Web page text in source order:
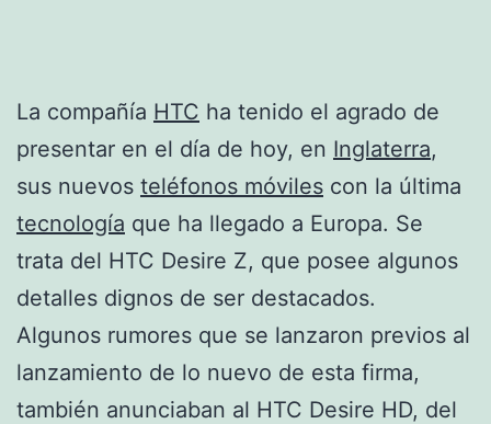
La compañía HTC ha tenido el agrado de
presentar en el día de hoy, en Inglaterra,
sus nuevos teléfonos móviles con la última
tecnología que ha llegado a Europa. Se
trata del HTC Desire Z, que posee algunos
detalles dignos de ser destacados.
Algunos rumores que se lanzaron previos al
lanzamiento de lo nuevo de esta firma,
también anunciaban al HTC Desire HD, del